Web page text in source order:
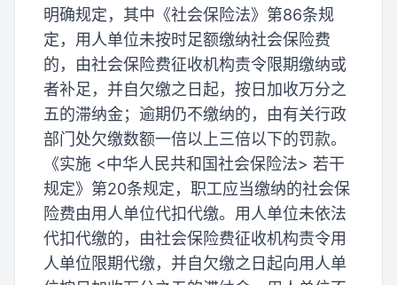
明确规定，其中《社会保险法》第86条规
定，用人单位未按时足额缴纳社会保险费
的，由社会保险费征收机构责令限期缴纳或
者补足，并自欠缴之日起，按日加收万分之
五的滞纳金；逾期仍不缴纳的，由有关行政
部门处欠缴数额一倍以上三倍以下的罚款。
《实施 <中华人民共和国社会保险法> 若干
规定》第20条规定，职工应当缴纳的社会保
险费由用人单位代扣代缴。用人单位未依法
代扣代缴的，由社会保险费征收机构责令用
人单位限期代缴，并自欠缴之日起向用人单